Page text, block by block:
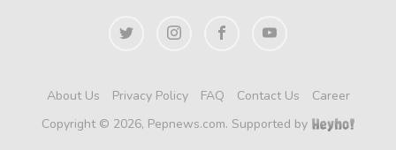
About Us Privacy Policy FAQ Contact Us
Career
Copyright © 2026, Pepnews.com. Supported by